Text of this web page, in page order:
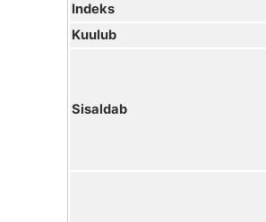
Indeks
Kuulub
Sisaldab